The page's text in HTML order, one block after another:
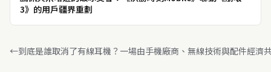
3》的用戶疆界重劃
←到底是誰取消了有線耳機？一場由手機廠商、無線技術與配件經濟